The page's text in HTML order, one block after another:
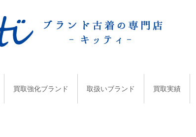
買取強化ブランド 取扱いブランド 買取実績